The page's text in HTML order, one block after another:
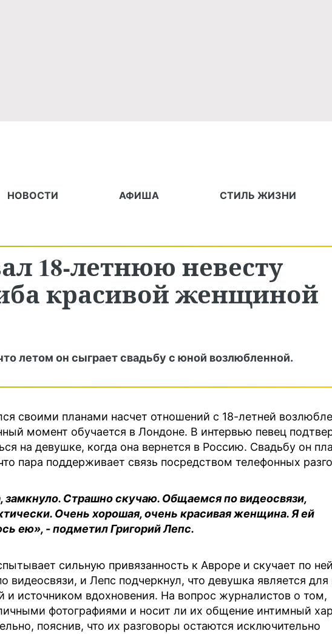
НОВОСТИ АФИША СТИЛЬ ЖИЗНИ
18-летнюю невесту
красивой женщиной
летом он сыграет свадьбу с юной возлюбленной.
своими планами насчет отношений с 18-летней
момент обучается в Лондоне. В интервью певец
на девушке, когда она вернется в Россию. Свадьбу он
пара поддерживает связь посредством телефонных
замкнуло. Страшно скучаю. Общаемся по видеосвязи,
Очень хорошая, очень красивая женщина. Я ей
ею», - подметил Григорий Лепс.
сильную привязанность к Авроре и скучает по
видеосвязи, и Лепс подчеркнул, что девушка является для
и источником вдохновения. На вопрос журналистов о том,
фотографиями и носит ли их общение интимный
пояснив, что их разговоры остаются исключительно